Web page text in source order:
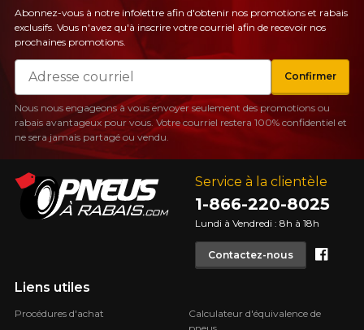
Service à la clientèle
1-866-220-8025
Lundi à Vendredi : 8h à 18h
Contactez-nous
Liens utiles
Procédures d'achat
Calculateur d'équivalence de
Abonnez-vous à notre infolettre afin d'obtenir nos promotions et rabais
exclusifs. Vous n'avez qu'à inscrire votre courriel afin de recevoir nos
prochaines promotions.
Courriel
Confirmer
Nous nous engageons à vous envoyer seulement des promotions ou
rabais avantageux pour vous. Votre courriel restera 100% confidentiel et
ne sera jamais partagé ou vendu.